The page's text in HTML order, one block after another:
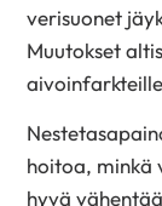
verisuonet
Muutokset
hoitoa, minkä
hyvä